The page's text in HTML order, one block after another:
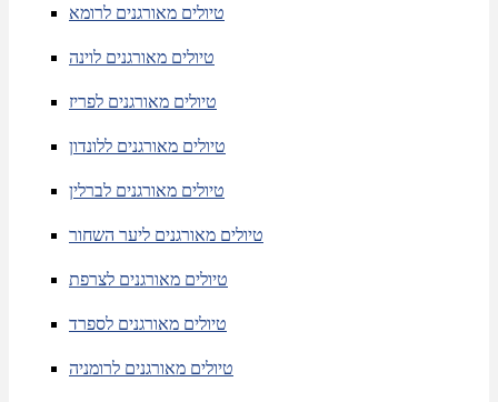
טיולים מאורגנים לרומא
טיולים מאורגנים לוינה
טיולים מאורגנים לפריז
טיולים מאורגנים ללונדון
טיולים מאורגנים לברלין
טיולים מאורגנים ליער השחור
טיולים מאורגנים לצרפת
טיולים מאורגנים לספרד
טיולים מאורגנים לרומניה